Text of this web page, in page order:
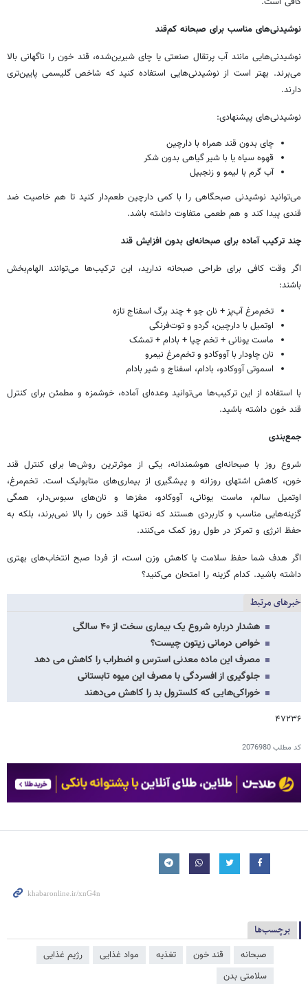
نوشیدنی‌های مناسب برای صبحانه کم‌قند
نوشیدنی‌هایی مانند آب پرتقال صنعتی یا چای شیرین‌شده، قند خون را ناگهانی بالا
می‌برند. بهتر است از نوشیدنی‌هایی استفاده کنید که شاخص گلیسمی پایین‌تری
دارند.
نوشیدنی‌های پیشنهادی:
چای بدون قند همراه با دارچین
قهوه سیاه یا با شیر گیاهی بدون شکر
آب گرم با لیمو و زنجبیل
می‌توانید نوشیدنی صبحگاهی را با کمی دارچین طعم‌دار کنید تا هم خاصیت ضد
قندی پیدا کند و هم طعمی متفاوت داشته باشد.
چند ترکیب آماده برای صبحانه‌ای بدون افزایش قند
اگر وقت کافی برای طراحی صبحانه ندارید، این ترکیب‌ها می‌توانند الهام‌بخش
باشند:
تخم‌مرغ آب‌پز + نان جو + چند برگ اسفناج تازه
اوتمیل با دارچین، گردو و توت‌فرنگی
ماست یونانی + تخم چیا + بادام + تمشک
نان چاودار با آووکادو و تخم‌مرغ نیمرو
اسموتی آووکادو، بادام، اسفناج و شیر بادام
با استفاده از این ترکیب‌ها می‌توانید وعده‌ای آماده، خوشمزه و مطمئن برای کنترل
قند خون داشته باشید.
جمع‌بندی
شروع روز با صبحانه‌ای هوشمندانه، یکی از موثرترین روش‌ها برای کنترل قند
خون، کاهش اشتهای روزانه و پیشگیری از بیماری‌های متابولیک است. تخم‌مرغ،
اوتمیل سالم، ماست یونانی، آووکادو، مغزها و نان‌های سبوس‌دار، همگی
گزینه‌هایی مناسب و کاربردی هستند که نه‌تنها قند خون را بالا نمی‌برند، بلکه به
حفظ انرژی و تمرکز در طول روز کمک می‌کنند.
اگر هدف شما حفظ سلامت یا کاهش وزن است، از فردا صبح انتخاب‌های بهتری
داشته باشید. کدام گزینه را امتحان می‌کنید؟
خبرهای مرتبط
هشدار درباره شروع یک بیماری سخت از ۴۰ سالگی
خواص درمانی زیتون چیست؟
مصرف این ماده معدنی استرس و اضطراب را کاهش می دهد
جلوگیری از افسردگی با مصرف این میوه تابستانی
خوراکی‌هایی که کلسترول بد را کاهش می‌دهند
۴۷۲۳۶
کد مطلب2076980
برچسب‌ها
صبحانه قند خون تغذیه مواد غذایی
رژیم غذایی
سلامتی بدن